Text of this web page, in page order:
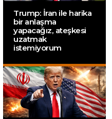
Trump: İran ile harika
bir anlaşma
yapacağız, ateşkesi
uzatmak
istemiyorum